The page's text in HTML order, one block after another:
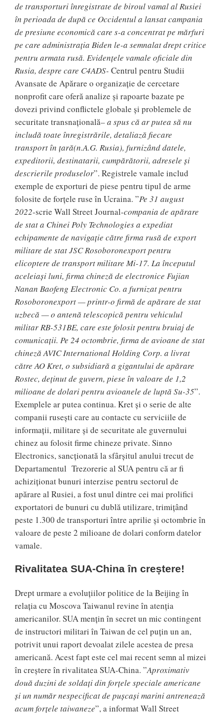
de transporturi înregistrate de biroul vamal al Rusiei
în perioada de după ce Occidentul a lansat campania
de presiune economică care s-a concentrat pe mărfuri
pe care administrația Biden le-a semnalat drept critice
pentru armata rusă. Evidențele vamale oficiale din
Rusia, despre care C4ADS- Centrul pentru Studii
Avansate de Apărare o organizație de cercetare
nonprofit care oferă analize și rapoarte bazate pe
dovezi privind conflictele globale și problemele de
securitate transnațională– a spus că ar putea să nu
includă toate înregistrările, detaliază fiecare
transport în țară(n.A.G. Rusia), furnizând datele,
expeditorii, destinatarii, cumpărătorii, adresele și
descrierile produselor”. Registrele vamale includ
exemple de exporturi de piese pentru tipul de arme
folosite de forțele ruse în Ucraina. ”Pe 31 august
2022-scrie Wall Street Journal-compania de apărare
de stat a Chinei Poly Technologies a expediat
echipamente de navigație către firma rusă de export
militare de stat JSC Rosoboronexport pentru
elicoptere de transport militare Mi-17. La începutul
aceleiași luni, firma chineză de electronice Fujian
Nanan Baofeng Electronic Co. a furnizat pentru
Rosoboronexport — printr-o firmă de apărare de stat
uzbecă — o antenă telescopică pentru vehiculul
militar RB-531BE, care este folosit pentru bruiaj de
comunicații. Pe 24 octombrie, firma de avioane de stat
chineză AVIC International Holding Corp. a livrat
către AO Kret, o subsidiară a gigantului de apărare
Rostec, deținut de guvern, piese în valoare de 1,2
milioane de dolari pentru avioanele de luptă Su-35”.
Exemplele ar putea continua. Kret și o serie de alte
companii rusești care au contacte cu serviciile de
informații, militare și de securitate ale guvernului
chinez au folosit firme chineze private. Sinno
Electronics, sancționată la sfârșitul anului trecut de
Departamentul Trezorerie al SUA pentru că ar fi
achiziționat bunuri interzise pentru sectorul de
apărare al Rusiei, a fost unul dintre cei mai prolifici
exportatori de bunuri cu dublă utilizare, trimițând
peste 1.300 de transporturi între aprilie și octombrie în
valoare de peste 2 milioane de dolari conform datelor
vamale.
Rivalitatea SUA-China în creștere!
Drept urmare a evoluțiilor politice de la Beijing în
relația cu Moscova Taiwanul revine în atenția
americanilor. SUA mențin în secret un mic contingent
de instructori militari în Taiwan de cel puțin un an,
potrivit unui raport devoalat zilele acestea de presa
americană. Acest fapt este cel mai recent semn al mizei
în creștere în rivalitatea SUA-China. ”Aproximativ
două duzini de soldați din forțele speciale americane
și un număr nespecificat de pușcași marini antrenează
acum forțele taiwaneze”, a informat Wall Street